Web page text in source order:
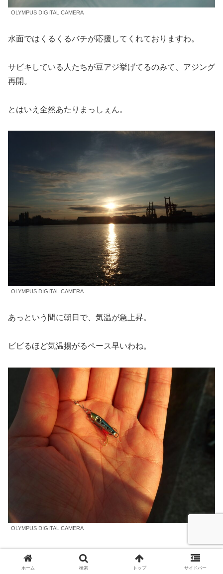
OLYMPUS DIGITAL CAMERA
水面ではくるくるバチが応援してくれておりますわ。
サビキしている人たちが豆アジ挙げてるのみて、アジング
再開。
とはいえ全然あたりまっしぇん。
OLYMPUS DIGITAL CAMERA
あっという間に朝日で、気温が急上昇。
ビビるほど気温揚がるペース早いわね。
OLYMPUS DIGITAL CAMERA
日も上がったし、メタルジグで広く探ってリアクションバ
イトとれるかと試したが全然ダメ。
ホーム 検索 トップ サイドバー